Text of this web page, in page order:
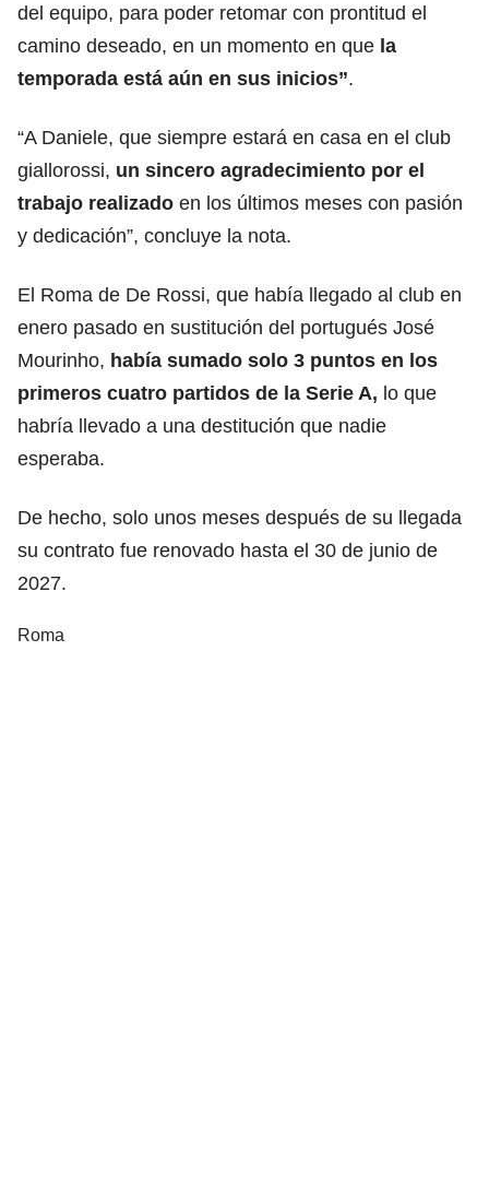
del equipo, para poder retomar con prontitud el
camino deseado, en un momento en que la
temporada está aún en sus inicios”.
“A Daniele, que siempre estará en casa en el club
giallorossi, un sincero agradecimiento por el
trabajo realizado en los últimos meses con pasión
y dedicación”, concluye la nota.
El Roma de De Rossi, que había llegado al club en
enero pasado en sustitución del portugués José
Mourinho, había sumado solo 3 puntos en los
primeros cuatro partidos de la Serie A, lo que
habría llevado a una destitución que nadie
esperaba.
De hecho, solo unos meses después de su llegada
su contrato fue renovado hasta el 30 de junio de
2027.
Roma